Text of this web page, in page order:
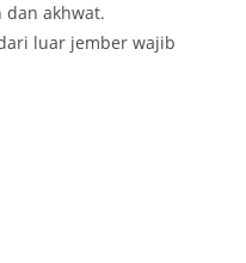
akhwat.
luar jember wajib